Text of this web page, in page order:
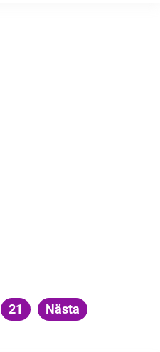
Sidnumrering
Sida
21 Nästa